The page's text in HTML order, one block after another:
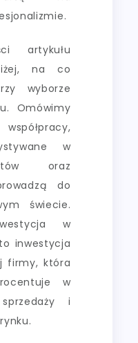
artykułu
na co
wyborze
Omówimy
w
oraz
do
świecie.
w
inwestycja
firmy, która
w
i